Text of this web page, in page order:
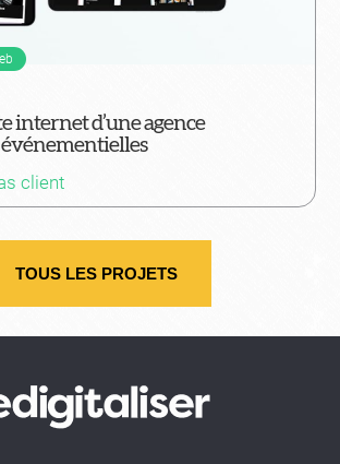
internet d’une agence
événementielles
client
TOUS LES PROJETS